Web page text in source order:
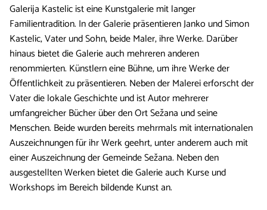
Galerija Kastelic ist eine Kunstgalerie mit langer
Familientradition. In der Galerie präsentieren Janko und Simon
Kastelic, Vater und Sohn, beide Maler, ihre Werke. Darüber
hinaus bietet die Galerie auch mehreren anderen
renommierten. Künstlern eine Bühne, um ihre Werke der
Öffentlichkeit zu präsentieren. Neben der Malerei erforscht der
Vater die lokale Geschichte und ist Autor mehrerer
umfangreicher Bücher über den Ort Sežana und seine
Menschen. Beide wurden bereits mehrmals mit internationalen
Auszeichnungen für ihr Werk geehrt, unter anderem auch mit
einer Auszeichnung der Gemeinde Sežana. Neben den
ausgestellten Werken bietet die Galerie auch Kurse und
Workshops im Bereich bildende Kunst an.